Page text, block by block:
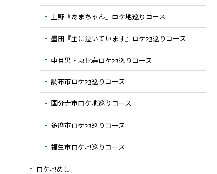
上野『あまちゃん』ロケ地巡りコース
墨田『主に泣いています』ロケ地巡りコース
中目黒・恵比寿ロケ地巡りコース
調布市ロケ地巡りコース
国分寺市ロケ地巡りコース
多摩市ロケ地巡りコース
福生市ロケ地巡りコース
ロケ地めし